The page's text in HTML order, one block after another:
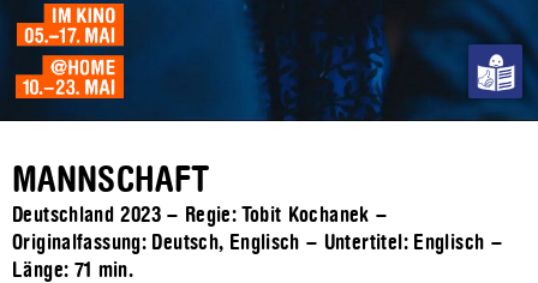
MANNSCHAFT
Deutschland 2023 – Regie: Tobit Kochanek –
Originalfassung: Deutsch, Englisch – Untertitel: Englisch –
Länge: 71 min.